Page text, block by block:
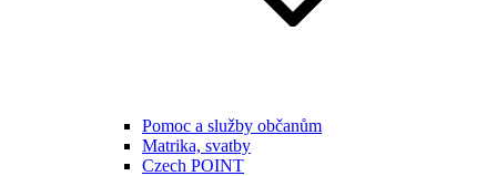
Pomoc a služby občanům
Matrika, svatby
Czech POINT